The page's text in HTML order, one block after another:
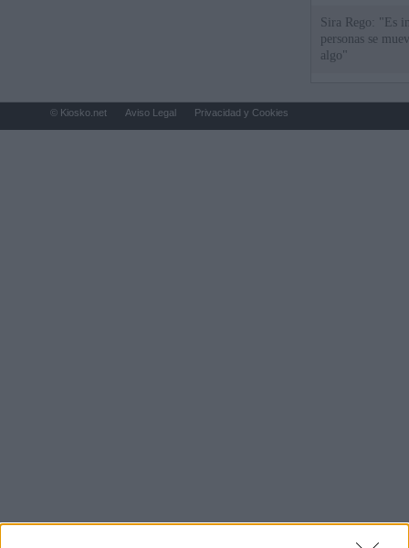
Sira Rego: "Es
personas se
algo"
© Kiosko.net Aviso Legal Privacidad y Cookies